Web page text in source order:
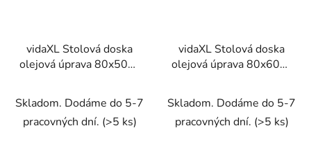
vidaXL Stolová doska
olejová úprava 80x50x2
Skladom. Dodáme do 5-7
pracovných dní. (>5 ks)
vidaXL Stolová doska
olejová úprava 80x60x2
Skladom. Dodáme do 5-7
pracovných dní. (>5 ks)